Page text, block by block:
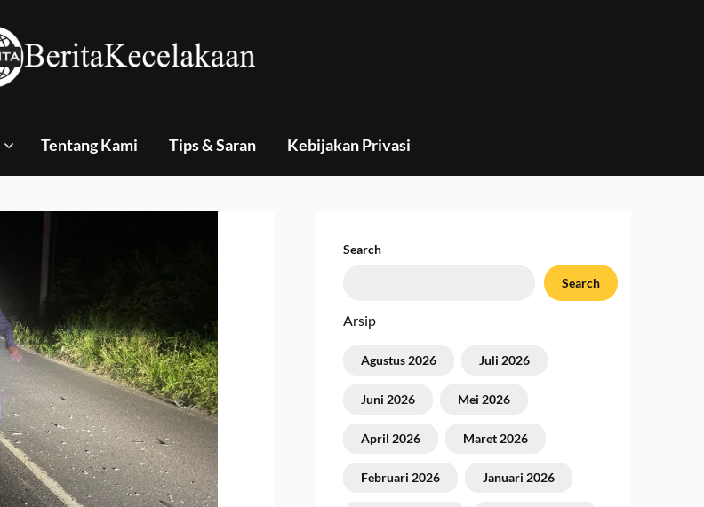
Tentang Kami Tips & Saran Kebijakan Privasi
Search
Search
Arsip
Agustus 2026 Juli 2026
Juni 2026 Mei 2026
April 2026 Maret 2026
Februari 2026 Januari 2026